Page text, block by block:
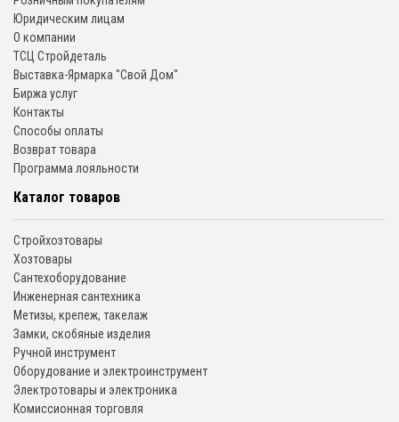
Юридическим лицам
О компании
ТСЦ Стройдеталь
Выставка-Ярмарка "Свой Дом"
Биржа услуг
Контакты
Способы оплаты
Возврат товара
Программа лояльности
Каталог товаров
Стройхозтовары
Хозтовары
Сантехоборудование
Инженерная сантехника
Метизы, крепеж, такелаж
Замки, скобяные изделия
Ручной инструмент
Оборудование и электроинструмент
Электротовары и электроника
Комиссионная торговля